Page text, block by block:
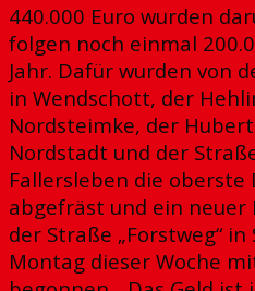
440.000 Euro wurden
folgen noch einmal
Jahr. Dafür wurden von
in Wendschott, der
Nordsteimke, der
Nordstadt und der
Fallersleben die oberste
abgefräst und ein neuer
der Straße „Forstweg“
Montag dieser Woche